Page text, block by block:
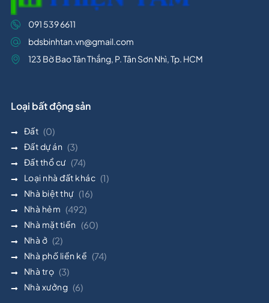
091 539 6611
bdsbinhtan.vn@gmail.com
123 Bờ Bao Tân Thắng, P. Tân Sơn Nhì, Tp. HCM
Loại bất động sản
Đất (0)
Đất dự án (3)
Đất thổ cư (74)
Loại nhà đất khác (1)
Nhà biệt thự (16)
Nhà hẻm (492)
Nhà mặt tiền (60)
Nhà ở (2)
Nhà phố liền kề (74)
Nhà trọ (3)
Nhà xưởng (6)